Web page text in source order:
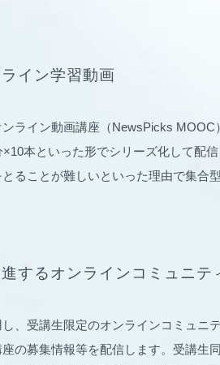
イン学習動画
ライン動画講座（NewsPicks MOOC
本といった形でシリーズ化して配
ることが難しいといった理由で集合
するオンラインコミュニテ
、受講生限定のオンラインコミュニ
の募集情報等を配信します。受講生